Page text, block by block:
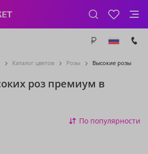
Каталог цветов Розы Высокие розы
роз премиум в
По популярности